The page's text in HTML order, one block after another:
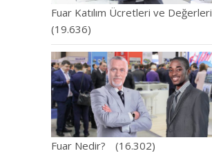
Fuar Katılım Ücretleri ve Değerleri
(19.636)
Fuar Nedir? (16.302)